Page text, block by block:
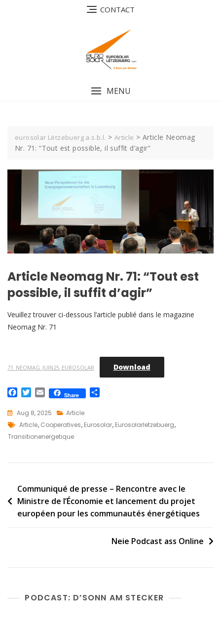
CONTACT
MENU
eurosolar Lëtzebuerg a.s.b.l. > Article > Article Neomag
Nr. 71: “Tout est possible, il suffit d’agir”
Article Neomag Nr. 71: “Tout est
possible, il suffit d’agir”
Veuillez trouver ci-dessous l’article publié dans le magazine
Neomag Nr. 71
71_NEOMAG_JUIN25_EUROSOLAR Download
c
e
o
k
i
t
e
E
a
i
Share
r
Aug 8, 2025
Article
Tags
Article, Cooperatives, Eurosolar, Eurosolarletzebuerg,
Transitionenergetique
Post
navigation
Communiqué de presse – Rencontre avec le
Ministre de l’Économie et lancement du projet
européen pour les communautés énergétiques
Neie Podcast ass Online
PODCAST: D’SONN AM STECKER